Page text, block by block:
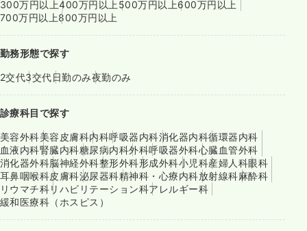
300万円以上400万円以上 500万円以上600万円以上
700万円以上800万円以上
勤務形態で探す
2交代3交代日勤のみ夜勤のみ
診療科目で探す
美容外科美容皮膚科内科呼吸器内科消化器内科循環器内科
血液内科腎臓内科糖尿病内科外科呼吸器外科心臓血管外科
消化器外科脳神経外科整形外科形成外科小児科産婦人科眼科
耳鼻咽喉科皮膚科泌尿器科精神科・心療内科放射線科麻酔科
リウマチ科リハビリテーション科アレルギー科
緩和医療科（ホスピス）